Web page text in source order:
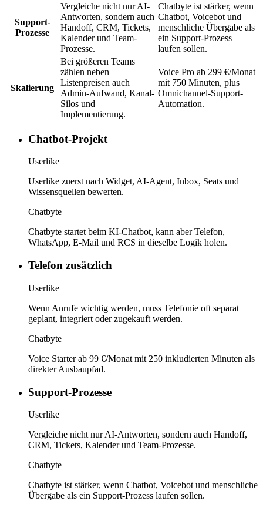
Support-
Prozesse
Vergleiche nicht nur AI-
Antworten, sondern auch
Handoff, CRM, Tickets,
Kalender und Team-
Prozesse.
Chatbyte ist stärker, wenn
Chatbot, Voicebot und
menschliche Übergabe als
ein Support-Prozess
laufen sollen.
Skalierung
Bei größeren Teams
zählen neben
Listenpreisen auch
Admin-Aufwand, Kanal-
Silos und
Implementierung.
Voice Pro ab 299 €/Monat
mit 750 Minuten, plus
Omnichannel-Support-
Automation.
Chatbot-Projekt
Userlike
Userlike zuerst nach Widget, AI-Agent, Inbox, Seats und
Wissensquellen bewerten.
Chatbyte
Chatbyte startet beim KI-Chatbot, kann aber Telefon,
WhatsApp, E-Mail und RCS in dieselbe Logik holen.
Telefon zusätzlich
Userlike
Wenn Anrufe wichtig werden, muss Telefonie oft separat
geplant, integriert oder zugekauft werden.
Chatbyte
Voice Starter ab 99 €/Monat mit 250 inkludierten Minuten als
direkter Ausbaupfad.
Support-Prozesse
Userlike
Vergleiche nicht nur AI-Antworten, sondern auch Handoff,
CRM, Tickets, Kalender und Team-Prozesse.
Chatbyte
Chatbyte ist stärker, wenn Chatbot, Voicebot und menschliche
Übergabe als ein Support-Prozess laufen sollen.